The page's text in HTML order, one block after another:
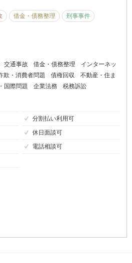
借金・債務整理
刑事事件
交通事故 借金・債務整理
インターネッ
欺・消費者問題 債権回収
不動産・住ま
国際問題 企業法務 税務訴訟
分割払い利用可
休日面談可
電話相談可